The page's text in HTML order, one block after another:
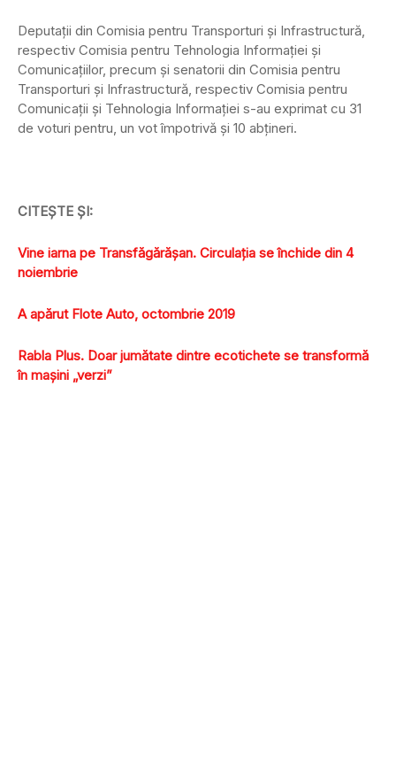
Deputaţii din Comisia pentru Transporturi şi Infrastructură,
respectiv Comisia pentru Tehnologia Informaţiei şi
Comunicaţiilor, precum şi senatorii din Comisia pentru
Transporturi şi Infrastructură, respectiv Comisia pentru
Comunicaţii şi Tehnologia Informaţiei s-au exprimat cu 31
de voturi pentru, un vot împotrivă şi 10 abţineri.
CITEŞTE ŞI:
Vine iarna pe Transfăgărăşan. Circulaţia se închide din 4
noiembrie
A apărut Flote Auto, octombrie 2019
Rabla Plus. Doar jumătate dintre ecotichete se transformă
în maşini „verzi”